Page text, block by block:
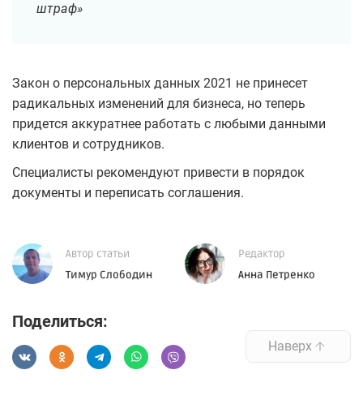
штраф»
Закон о персональных данных 2021 не принесет
радикальных изменений для бизнеса, но теперь
придется аккуратнее работать с любыми данными
клиентов и сотрудников.
Специалисты рекомендуют привести в порядок
документы и переписать соглашения.
Автор статьи
Тимур Слободин
Редактор
Анна Петренко
Поделиться:
Наверх